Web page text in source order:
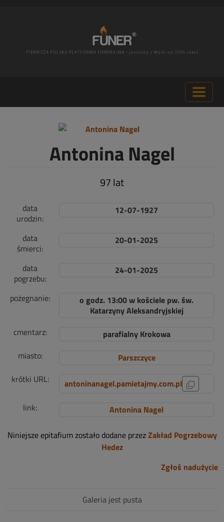
Antonina Nagel
97 lat
data
urodzin:
12-07-1927
data
śmierci:
20-01-2025
data
pogrzebu:
24-01-2025
pożegnanie:
o godz. 13:00 w kościele pw. św.
Katarzyny Aleksandryjskiej
cmentarz:
parafialny Krokowa
miasto:
Parszczyce
krótki URL:
antoninanagel.pamietajmy.com.pl
link:
Antonina Nagel
Niniejsze epitafium zostało dodane przezZakład Pogrzebowy
Hedez
Zgłoś nadużycie
Galeria jest pusta